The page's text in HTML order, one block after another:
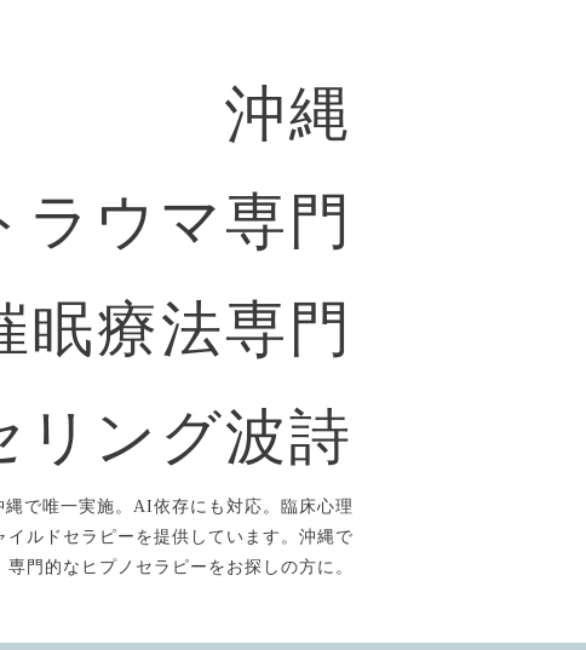
沖縄
ラウマ専門
眠療法専門
リング波詩
で唯一実施。AI依存にも対応。臨床心理
ルドセラピーを提供しています。沖縄で
専門的なヒプノセラピーをお探しの方に。